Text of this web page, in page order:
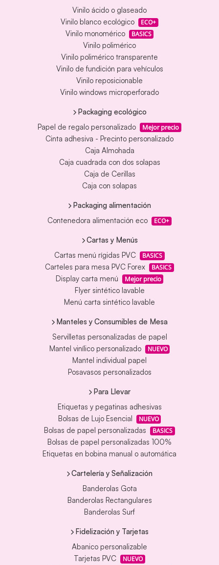
Vinilo ácido o glaseado
Vinilo blanco ecológico
ECO+
Vinilo monomérico BASICS
Vinilo polimérico
Vinilo polimérico transparente
Vinilo de fundición para vehículos
Vinilo reposicionable
Vinilo windows microperforado
Packaging ecológico
Papel de regalo personalizado
Mejor precio
Cinta adhesiva - Precinto personalizado
Caja Almohada
Caja cuadrada con dos solapas
Caja de Cerillas
Caja con solapas
Packaging alimentación
Contenedora alimentación eco
ECO+
Cartas y Menús
Cartas menú rígidas PVC
BASICS
Carteles para mesa PVC Forex BASICS
Display carta menú Mejor precio
Flyer sintético lavable
Menú carta sintético lavable
Manteles y Consumibles de Mesa
Servilletas personalizadas de papel
Mantel vinílico personalizado
NUEVO
Mantel individual papel
Posavasos personalizados
Para Llevar
Etiquetas y pegatinas adhesivas
Bolsas de Lujo Esencial
NUEVO
Bolsas de papel personalizadas BASICS
Bolsas de papel personalizadas 100%
Etiquetas en bobina manual o automática
Cartelería y Señalización
Banderolas Gota
Banderolas Rectangulares
Banderolas Surf
Fidelización y Tarjetas
Abanico personalizable
Tarjetas PVC
NUEVO